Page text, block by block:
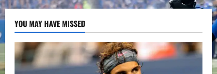
YOU MAY HAVE MISSED